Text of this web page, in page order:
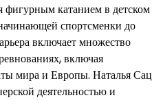
фигурным катанием в детском
спортсменки до
включает множество
включая
мира и Европы. Наталья Сац
деятельностью и